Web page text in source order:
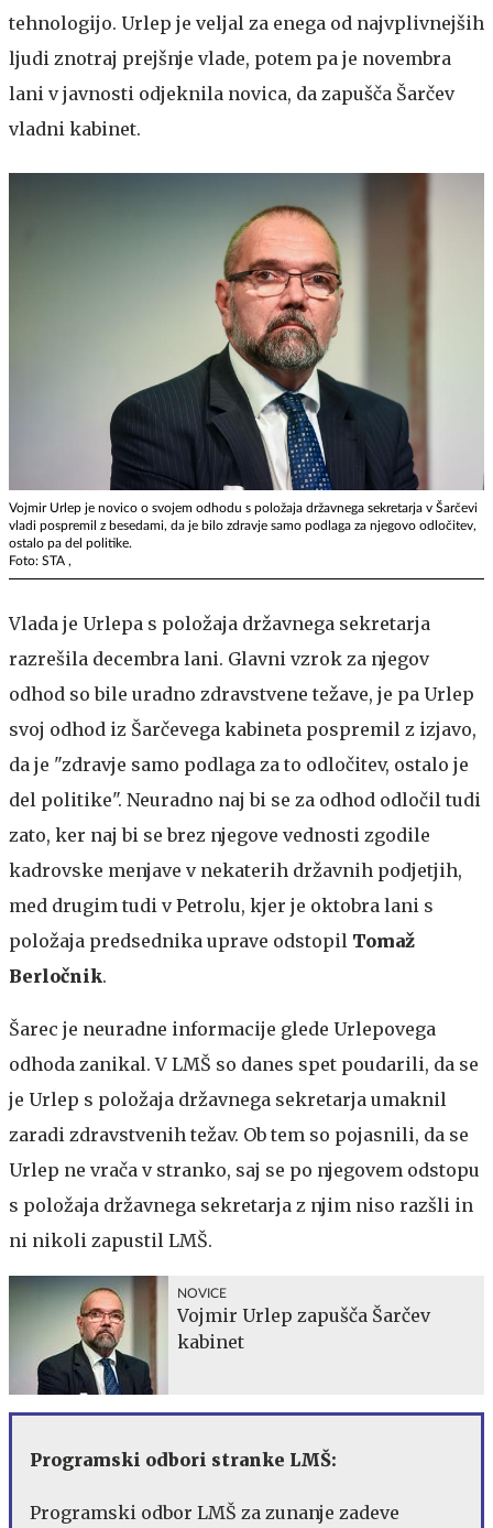
tehnologijo. Urlep je veljal za enega od najvplivnejših
ljudi znotraj prejšnje vlade, potem pa je novembra
lani v javnosti odjeknila novica, da zapušča Šarčev
vladni kabinet.
Vojmir Urlep je novico o svojem odhodu s položaja državnega sekretarja v Šarčevi
vladi pospremil z besedami, da je bilo zdravje samo podlaga za njegovo odločitev,
ostalo pa del politike.
Foto: STA ,
Vlada je Urlepa s položaja državnega sekretarja
razrešila decembra lani. Glavni vzrok za njegov
odhod so bile uradno zdravstvene težave, je pa Urlep
svoj odhod iz Šarčevega kabineta pospremil z izjavo,
da je "zdravje samo podlaga za to odločitev, ostalo je
del politike". Neuradno naj bi se za odhod odločil tudi
zato, ker naj bi se brez njegove vednosti zgodile
kadrovske menjave v nekaterih državnih podjetjih,
med drugim tudi v Petrolu, kjer je oktobra lani s
položaja predsednika uprave odstopil Tomaž
Berločnik.
Šarec je neuradne informacije glede Urlepovega
odhoda zanikal. V LMŠ so danes spet poudarili, da se
je Urlep s položaja državnega sekretarja umaknil
zaradi zdravstvenih težav. Ob tem so pojasnili, da se
Urlep ne vrača v stranko, saj se po njegovem odstopu
s položaja državnega sekretarja z njim niso razšli in
ni nikoli zapustil LMŠ.
NOVICE
Vojmir Urlep zapušča Šarčev
kabinet
Programski odbori stranke LMŠ:
Programski odbor LMŠ za zunanje zadeve